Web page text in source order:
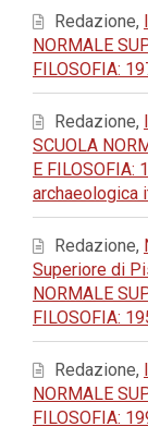
Redazione,
NORMALE
FILOSOFIA:
Redazione,
SCUOLA
E FILOSOFIA:
archaeologica
Redazione,
Superiore di
NORMALE
FILOSOFIA:
Redazione,
NORMALE
FILOSOFIA: